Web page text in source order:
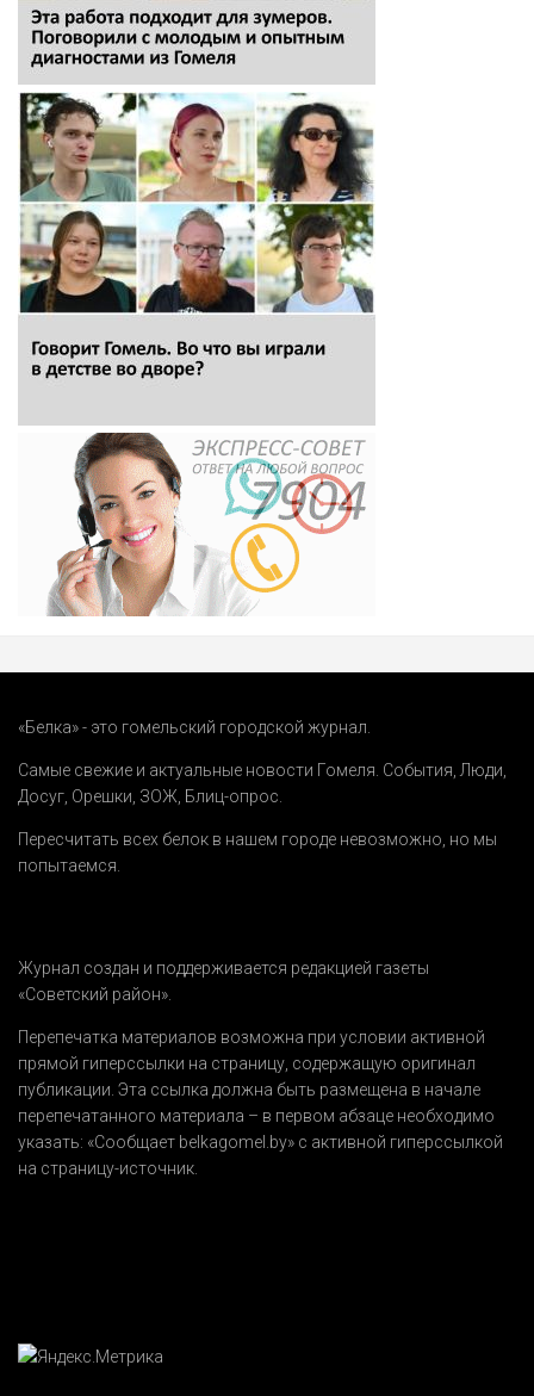
«Белка» - это гомельский городской журнал.
Самые свежие и актуальные новости Гомеля. События,Люди,
Досуг, Орешки, ЗОЖ, Блиц-опрос.
Пересчитать всех белок в нашем городе невозможно, но мы
попытаемся.
Журнал создан и поддерживается редакцией газеты
«Советский район».
Перепечатка материалов возможна при условии активной
прямой гиперссылки на страницу, содержащую оригинал
публикации. Эта ссылка должна быть размещена в начале
перепечатанного материала – в первом абзаце необходимо
указать: «Сообщает belkagomel.by» с активной гиперссылкой
на страницу-источник.